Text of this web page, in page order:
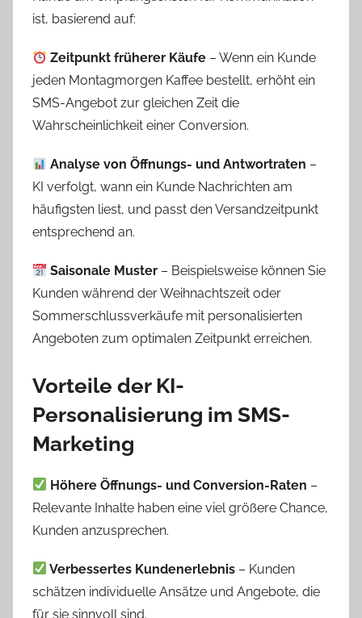
ist, basierend auf:
Zeitpunkt früherer Käufe – Wenn ein Kunde
jeden Montagmorgen Kaffee bestellt, erhöht ein
SMS-Angebot zur gleichen Zeit die
Wahrscheinlichkeit einer Conversion.
Analyse von Öffnungs- und Antwortraten –
KI verfolgt, wann ein Kunde Nachrichten am
häufigsten liest, und passt den Versandzeitpunkt
entsprechend an.
Saisonale Muster – Beispielsweise können Sie
Kunden während der Weihnachtszeit oder
Sommerschlussverkäufe mit personalisierten
Angeboten zum optimalen Zeitpunkt erreichen.
Vorteile der KI-
Personalisierung im SMS-
Marketing
Höhere Öffnungs- und Conversion-Raten –
Relevante Inhalte haben eine viel größere Chance,
Kunden anzusprechen.
Verbessertes Kundenerlebnis – Kunden
schätzen individuelle Ansätze und Angebote, die
für sie sinnvoll sind.